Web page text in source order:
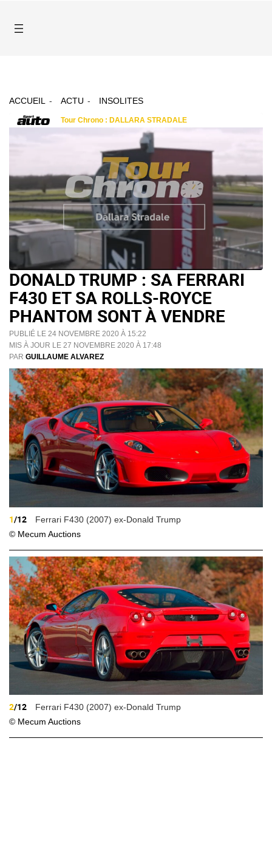
ACCUEIL ACTU INSOLITES
DONALD TRUMP : SA FERRARI
F430 ET SA ROLLS-ROYCE
PHANTOM SONT À VENDRE
PUBLIÉ LE 24 NOVEMBRE 2020 À 15:22
MIS À JOUR LE 27 NOVEMBRE 2020 À 17:48
PAR GUILLAUME ALVAREZ
1/12
Ferrari F430 (2007) ex-Donald Trump
© Mecum Auctions
2/12
Ferrari F430 (2007) ex-Donald Trump
© Mecum Auctions